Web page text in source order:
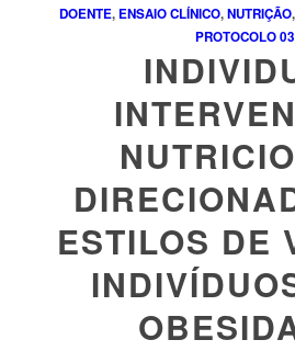
DOENTE, ENSAIO CLÍNICO,NUTRIÇÃO,
PROTOCOLO 03
ESTILOS DE